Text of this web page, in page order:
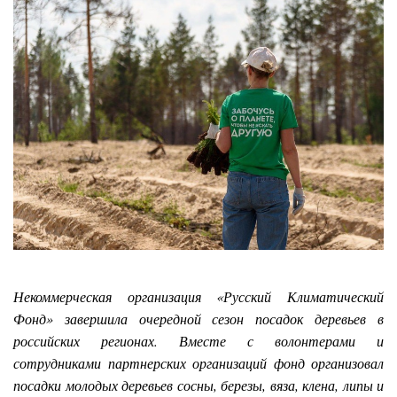
Некоммерческая организация «Русский Климатический
Фонд» завершила очередной сезон посадок деревьев в
российских регионах. Вместе с волонтерами и
сотрудниками партнерских организаций фонд организовал
посадки молодых деревьев сосны, березы, вяза, клена, липы и